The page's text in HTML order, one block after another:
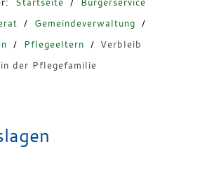
/ Gemeindeverwaltung
/
/ Pflegeeltern / Verbleib
der Pflegefamilie